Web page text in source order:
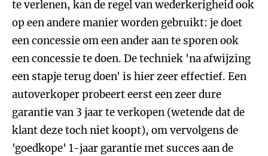
te verlenen, kan de regel van wederkerigheid ook
op een andere manier worden gebruikt: je doet
een concessie om een ander aan te sporen ook
een concessie te doen. De techniek 'na afwijzing
een stapje terug doen' is hier zeer effectief. Een
autoverkoper probeert eerst een zeer dure
garantie van 3 jaar te verkopen (wetende dat de
klant deze toch niet koopt), om vervolgens de
'goedkope' 1-jaar garantie met succes aan de